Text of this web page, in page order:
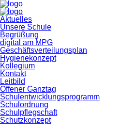
Navigation
überspringen
Aktuelles
Unsere Schule
Begrüßung
digital am MPG
Geschäftsverteilungsplan
Hygienekonzept
Kollegium
Kontakt
Leitbild
Offener Ganztag
Schulentwicklungsprogramm
Schulordnung
Schulpflegschaft
Schutzkonzept